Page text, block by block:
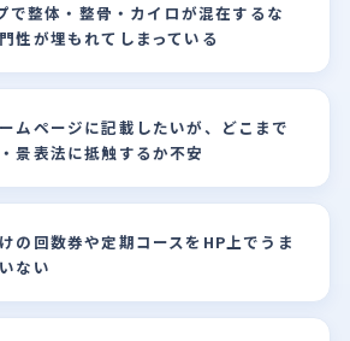
整体・整骨・カイロが混在するな
性が埋もれてしまっている
ムページに記載したいが、どこまで
景表法に抵触するか不安
の回数券や定期コースをHP上でうま
ない